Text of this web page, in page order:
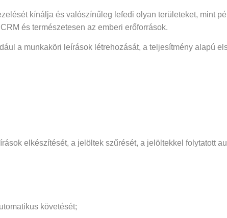
kínálja és valószínűleg lefedi olyan területeket, mint
és természetesen az emberi erőforrások.
a munkaköri leírások létrehozását, a teljesítmény alapú
elkészítését, a jelöltek szűrését, a jelöltekkel folytatott
követését;